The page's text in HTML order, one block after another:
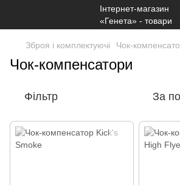
Зброя і комплектуючі Чок-
Чок-компенсатори
Фільтр За